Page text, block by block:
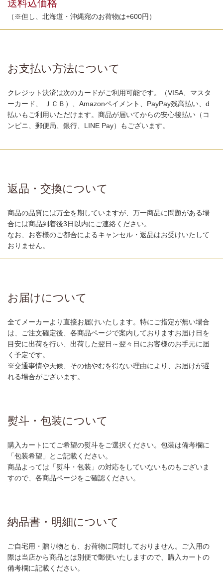
送料込価格
（※但し、北海道・沖縄宛のお荷物は+600円）
お支払い方法について
クレジット決済は次のカードがご利用可能です。（VISA、マスタ
ーカード、 ＪＣＢ）、Amazonペイメント、PayPay残高払い、d
払いもご利用いただけます。商品が届いてからの安心後払い（コ
ンビニ、郵便局、銀行、LINE Pay）もございます。
返品・交換について
商品の品質には万全を期していますが、万一商品に問題がある場
合には商品到着後3日以内にご連絡ください。
なお、お客様のご都合によるキャンセル・返品はお受けいたして
おりません。
お届けについて
全てメーカーより直接お届けいたします。特にご指定が無い場合
は、ご注文確定後、各商品ページで案内しておりますお届け日を
目安に出荷を行い、出荷した翌日～翌々日にお客様のお手元に届
く予定です。
※交通事情や天候、その他やむを得ない理由により、お届けが遅
れる場合がございます。
熨斗・包装について
購入カートにてご希望の熨斗をご選択ください。包装は備考欄に
「包装希望」とご記載ください。
商品よっては「熨斗・包装」の対応をしていないものもございま
すので、各商品ページをご確認ください。
納品書・明細について
ご自宅用・贈り物とも、お荷物に同封しておりません。ご入用の
際は当店から商品とは別便で郵便いたしますので、購入カートの
備考欄に記載ください。